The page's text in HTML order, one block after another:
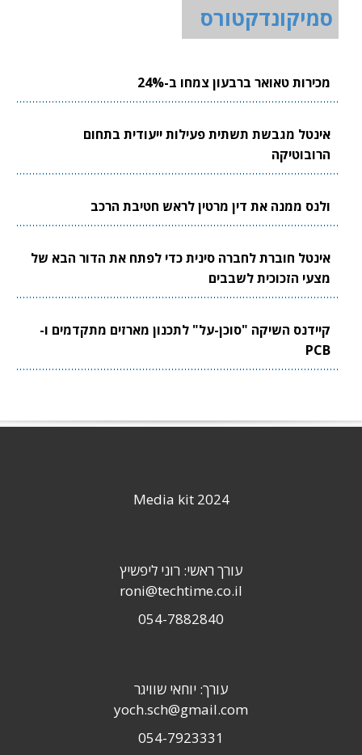
סמיקונדקטורס
מכירות טאואר ברבעון צמחו ב-24%
אינטל מגבשת תשתית פעילות ייעודית בתחום
הרובוטיקה
ולנס ממנה את דין מרטין לראש חטיבת הרכב
אינטל חוברת לחברה סינית כדי לפתח את הדור הבא של
מצעי הזכוכית לשבבים
קיידנס השיקה "סוכן-על" לתכנון מארזים מתקדמים ו-
PCB
Media kit 2024
עורך ראשי: רוני ליפשיץ
roni@techtime.co.il
054-7882840
עורך: יוחאי שוויגר
yoch.sch@gmail.com
054-7923331